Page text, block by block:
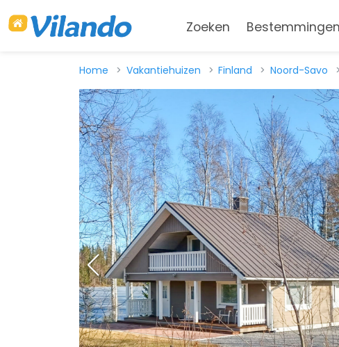
Zoeken Bestemmingen
Home Vakantiehuizen Finland Noord-Savo